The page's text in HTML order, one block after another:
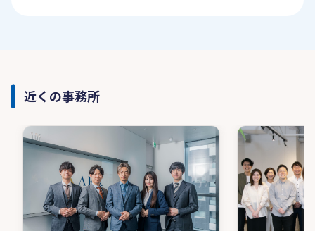
近くの事務所